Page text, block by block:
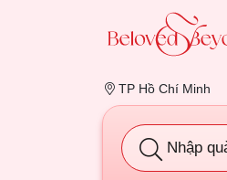
TP Hồ Chí Minh
Nhập